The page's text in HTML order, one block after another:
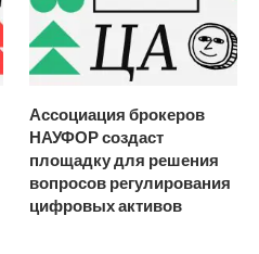
Ассоциация брокеров
НАУФОР создаст
площадку для решения
вопросов регулирования
цифровых активов